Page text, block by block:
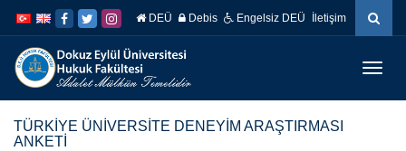
atla
Navigasyona
atla
DEÜ Debis Engelsiz DEÜ İletişim
TÜRKİYE ÜNİVERSİTE DENEYİM ARAŞTIRMASI
ANKETİ